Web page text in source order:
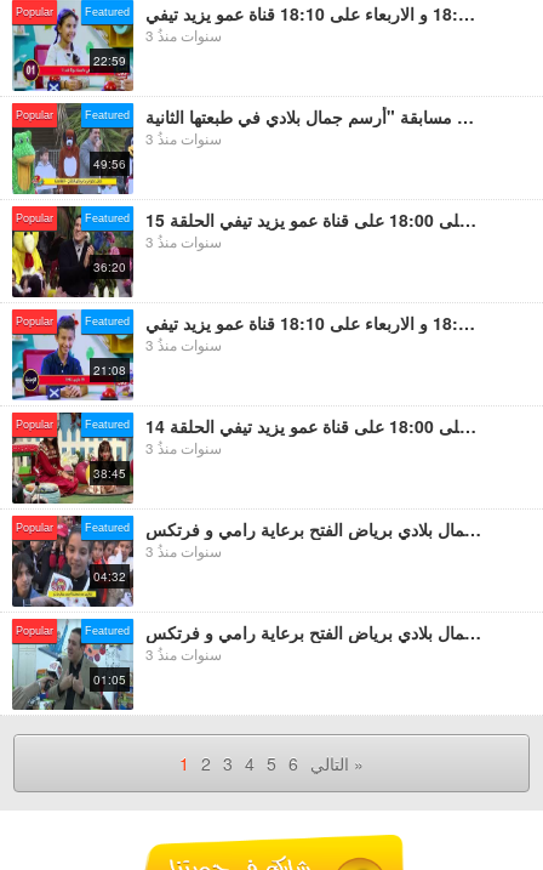
Popular Featured
22:59
حصة اسرع جاوب الحلقة 11 مسابقة بين الاطفال الاحد على 18:00 و الاربعاء على 18:10 قناة عمو يزيد تيفي
3 سنوات منذُ
Popular Featured
49:56
حفل عمو يزيد برياض الفتح توزيع الجوائز على الفائزين في مسابقة "أرسم جمال بلادي في طبعتها الثانية
3 سنوات منذُ
Popular Featured
36:20
برنامج مع عمو يزيد الموسم 07 الثلاثاء و السبت على 18:00 على قناة عمو يزيد تيفي الحلقة 15
3 سنوات منذُ
Popular Featured
21:08
حصة اسرع جاوب الحلقة 10 مسابقة بين الاطفال الاحد على 18:00 و الاربعاء على 18:10 قناة عمو يزيد تيفي
3 سنوات منذُ
Popular Featured
38:45
برنامج مع عمو يزيد الموسم 07 الثلاثاء و السبت على 18:00 على قناة عمو يزيد تيفي الحلقة 14
3 سنوات منذُ
Popular Featured
04:32
لقاء مع الفائزين في مسابقة ارسم جمال بلادي برياض الفتح برعاية رامي و فرتكس
3 سنوات منذُ
Popular Featured
01:05
مسابقة ارسم جمال بلادي برياض الفتح برعاية رامي و فرتكس
3 سنوات منذُ
1 2 3 4 5 6 التالي »